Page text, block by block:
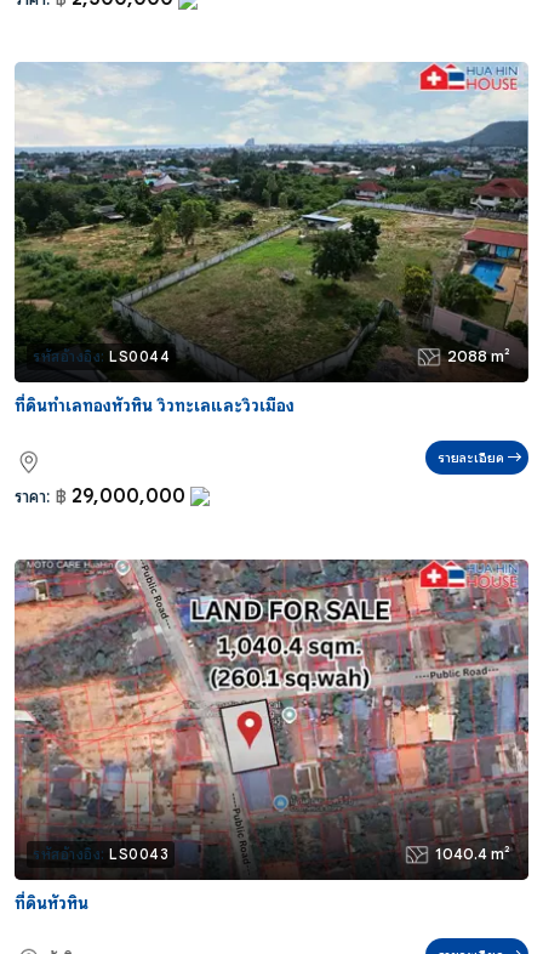
รหัสอ้างอิง: LS0044 2088 m²
ที่ดินทำเลทองหัวหิน วิวทะเลและวิวเมือง
ราคา: ฿ 29,000,000
รายละเอียด
รหัสอ้างอิง: LS0043 1040.4 m²
ที่ดินหัวหิน